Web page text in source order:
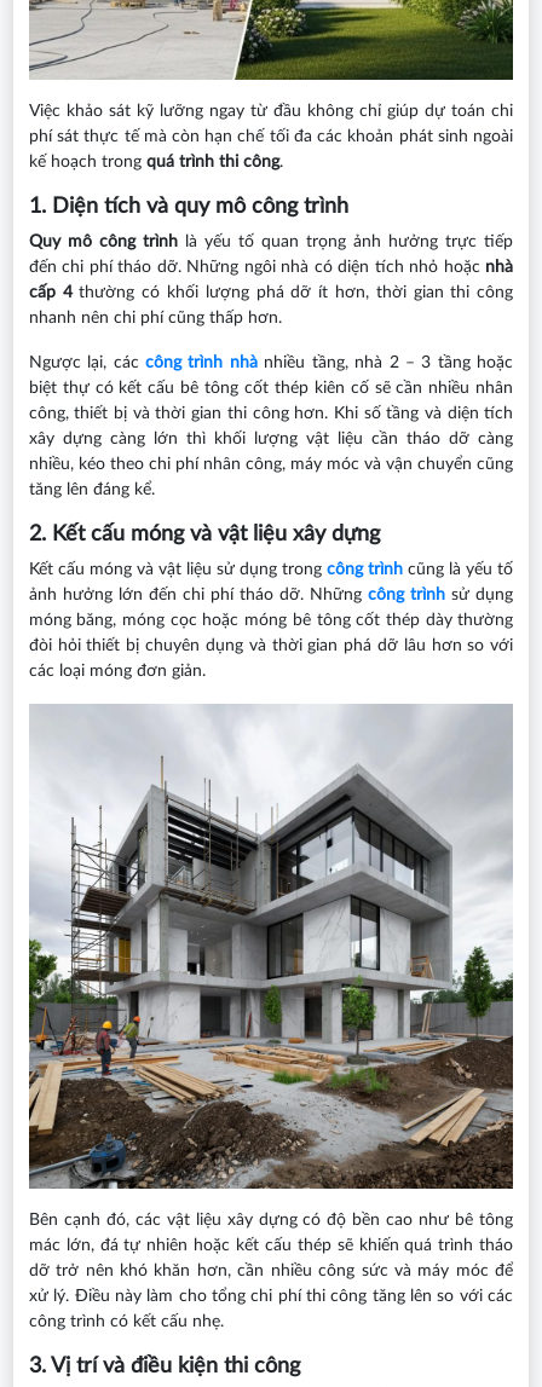
Việc khảo sát kỹ lưỡng ngay từ đầu không chỉ giúp dự toán chi
phí sát thực tế mà còn hạn chế tối đa các khoản phát sinh ngoài
kế hoạch trong quá trình thi công.
1. Diện tích và quy mô công trình
Quy mô công trìnhlà yếu tố quan trọng ảnh hưởng trực tiếp
đến chi phí tháo dỡ. Những ngôi nhà có diện tích nhỏ hoặc nhà
cấp 4thường có khối lượng phá dỡ ít hơn, thời gian thi công
nhanh nên chi phí cũng thấp hơn.
Ngược lại, cáccông trình nhànhiều tầng, nhà 2 – 3 tầng hoặc
biệt thự có kết cấu bê tông cốt thép kiên cố sẽ cần nhiều nhân
công, thiết bị và thời gian thi công hơn. Khi số tầng và diện tích
xây dựng càng lớn thì khối lượng vật liệu cần tháo dỡ càng
nhiều, kéo theo chi phí nhân công, máy móc và vận chuyển cũng
tăng lên đáng kể.
2. Kết cấu móng và vật liệu xây dựng
Kết cấu móng và vật liệu sử dụng trongcông trình cũng là yếu tố
ảnh hưởng lớn đến chi phí tháo dỡ. Nhữngcông trình sử dụng
móng băng, móng cọc hoặc móng bê tông cốt thép dày thường
đòi hỏi thiết bị chuyên dụng và thời gian phá dỡ lâu hơn so với
các loại móng đơn giản.
Bên cạnh đó, các vật liệu xây dựng có độ bền cao như bê tông
mác lớn, đá tự nhiên hoặc kết cấu thép sẽ khiến quá trình tháo
dỡ trở nên khó khăn hơn, cần nhiều công sức và máy móc để
xử lý. Điều này làm cho tổng chi phí thi công tăng lên so với các
công trình có kết cấu nhẹ.
3. Vị trí và điều kiện thi công